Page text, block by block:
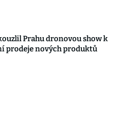
Prahu dronovou show k
prodeje nových produktů